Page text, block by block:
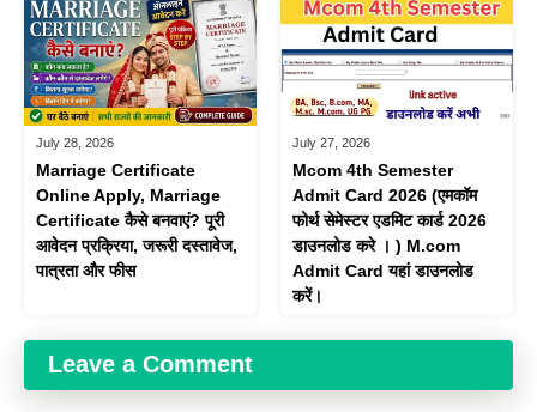
July 28, 2026
Marriage Certificate
Online Apply, Marriage
Certificate कैसे बनवाएं? पूरी
आवेदन प्रक्रिया, जरूरी दस्तावेज,
पात्रता और फीस
July 27, 2026
Mcom 4th Semester
Admit Card 2026 (एमकॉम
फोर्थ सेमेस्टर एडमिट कार्ड 2026
डाउनलोड करे । ) M.com
Admit Card यहां डाउनलोड
करें।
Leave a Comment